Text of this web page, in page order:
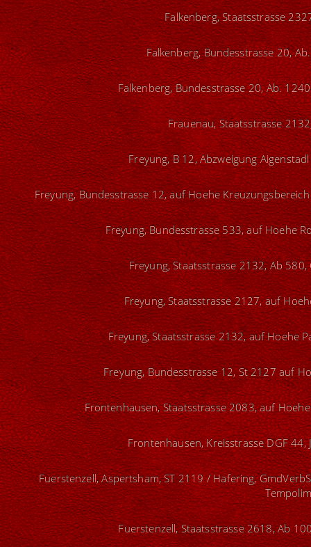
Falkenberg, Staatsstrasse
Falkenberg, Bundesstrasse 20,
Falkenberg, Bundesstrasse 20, Ab.
Frauenau, Staatsstrasse
Freyung, B 12, Abzweigung
Freyung, Bundesstrasse 12, auf Hoehe
Freyung, Bundesstrasse 533, auf Hoehe
Freyung, Staatsstrasse 2132, Ab
Freyung, Staatsstrasse 2127, auf
Freyung, Staatsstrasse 2132, auf Hoehe
Freyung, Bundesstrasse 12, St 2127 auf
Frontenhausen, Staatsstrasse 2083, auf
Frontenhausen, Kreisstrasse DGF
Fuerstenzell, Aspertsham, ST 2119 / Hafering,
Fuerstenzell, Staatsstrasse 2618, Ab